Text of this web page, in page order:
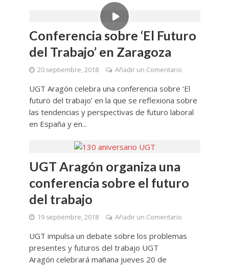
Conferencia sobre ‘El Futuro
del Trabajo’ en Zaragoza
20 septiembre, 2018 Añadir un Comentario
UGT Aragón celebra una conferencia sobre ‘El
futuro del trabajo’ en la que se reflexiona sobre
las tendencias y perspectivas de futuro laboral
en España y en...
UGT Aragón organiza una
conferencia sobre el futuro
del trabajo
19 septiembre, 2018 Añadir un Comentario
UGT impulsa un debate sobre los problemas
presentes y futuros del trabajo UGT
Aragón celebrará mañana jueves 20 de